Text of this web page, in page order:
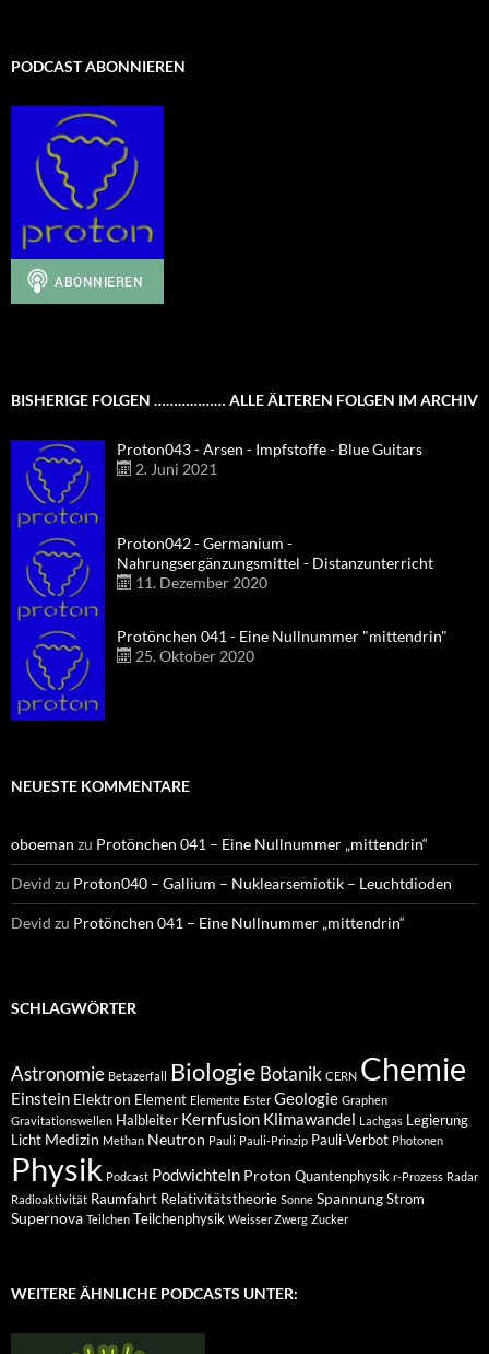
PODCAST ABONNIEREN
BISHERIGE FOLGEN ……………… ALLE ÄLTEREN FOLGEN IM ARCHIV
Proton043 - Arsen - Impfstoffe - Blue Guitars
2. Juni 2021
Proton042 - Germanium -
Nahrungsergänzungsmittel - Distanzunterricht
11. Dezember 2020
Protönchen 041 - Eine Nullnummer "mittendrin"
25. Oktober 2020
NEUESTE KOMMENTARE
oboeman zu Protönchen 041 – Eine Nullnummer „mittendrin“
Devid zu Proton040 – Gallium – Nuklearsemiotik – Leuchtdioden
Devid zu Protönchen 041 – Eine Nullnummer „mittendrin“
SCHLAGWÖRTER
Astronomie Betazerfall Biologie Botanik CERN Chemie
Einstein Elektron Element Elemente Ester Geologie Graphen
Gravitationswellen Halbleiter Kernfusion Klimawandel Lachgas Legierung
Licht Medizin Methan Neutron Pauli Pauli-Prinzip Pauli-Verbot Photonen
Physik Podcast Podwichteln Proton Quantenphysik r-Prozess Radar
Radioaktivität Raumfahrt Relativitätstheorie Sonne Spannung Strom
Supernova Teilchen Teilchenphysik Weisser Zwerg Zucker
WEITERE ÄHNLICHE PODCASTS UNTER: